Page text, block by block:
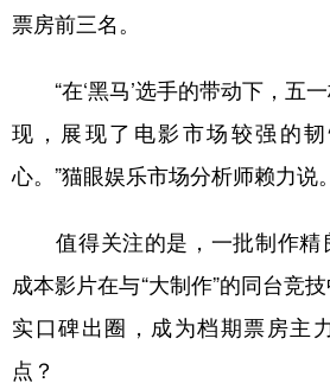
地方频道
北京 天津 河
辽宁 上
浙江 安徽
山东 河南
票房前三名。
“在‘黑马’选手的带动下，五一
现，展现了电影市场较强的
心。”猫眼娱乐市场分析师赖力说。
值得关注的是，一批制作精
成本影片在与“大制作”的同台竞
实口碑出圈，成为档期票房主
点？